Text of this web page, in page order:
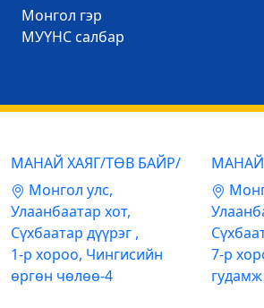
Mонгол гэр
МУҮНС салбар
МАНАЙ ХАЯГ/ТӨВ БАЙР/
Mонгол улс,
Улаанбаатар хот,
Сүхбаатар дүүрэг ,
1-р хороо, Чингисийн
өргөн чөлөө-4
МАНАЙ
7-р
гудамж